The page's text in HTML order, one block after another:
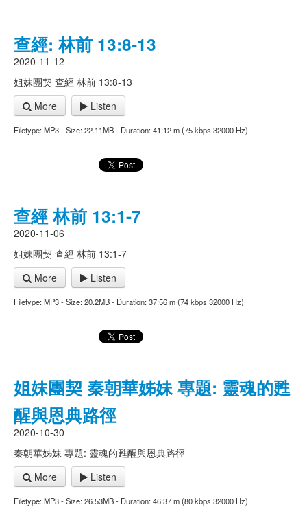
查經: 林前 13:8-13
2020-11-12
姐妹團契 查經 林前 13:8-13
More
Listen
Filetype: MP3 - Size: 22.11MB - Duration: 41:12 m (75 kbps 32000 Hz)
查經 林前 13:1-7
2020-11-06
姐妹團契 查經 林前 13:1-7
More
Listen
Filetype: MP3 - Size: 20.2MB - Duration: 37:56 m (74 kbps 32000 Hz)
姐妹團契 秦朝華姊妹 專題: 靈魂的甦
醒與恩典路徑
2020-10-30
秦朝華姊妹 專題: 靈魂的甦醒與恩典路徑
More
Listen
Filetype: MP3 - Size: 26.53MB - Duration: 46:37 m (80 kbps 32000 Hz)